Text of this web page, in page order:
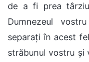
de a fi prea
Dumnezeul
separați în acest
străbunul vostru și